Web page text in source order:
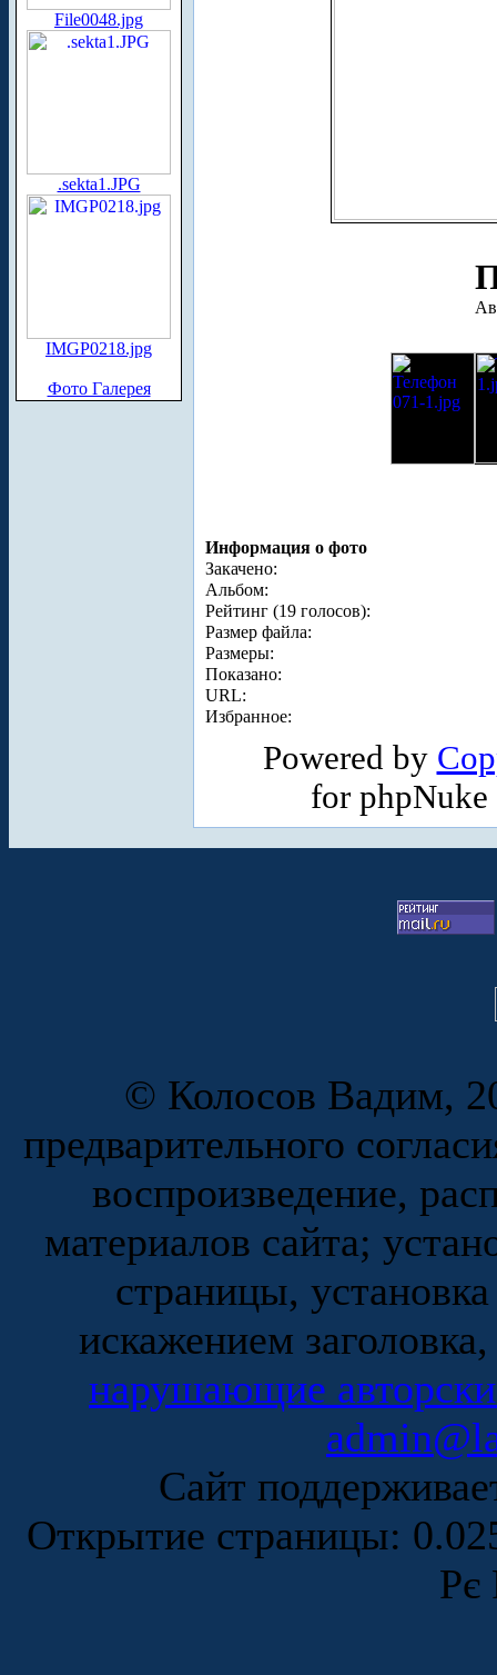
File0048.jpg
.sekta1.JPG
IMGP0218.jpg
Фото Галерея
Информация о фото
Закачено:
Альбом:
Рейтинг (19 голосов):
Размер файла:
Размеры:
Показано:
URL:
Избранное:
Powered by
for
© Колосов Вадим,
предварительного
воспроизведение,
материалов сайта;
страницы,
искажением
нарушающие
Сайт
Открытие страницы:
Рє